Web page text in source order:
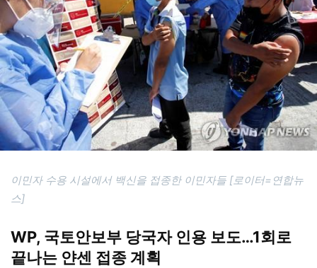
이민자 수용 시설에서 백신을 접종한 이민자들 [로이터=연합뉴
스]
WP, 국토안보부 당국자 인용 보도…1회로
끝나는 얀센 접종 계획